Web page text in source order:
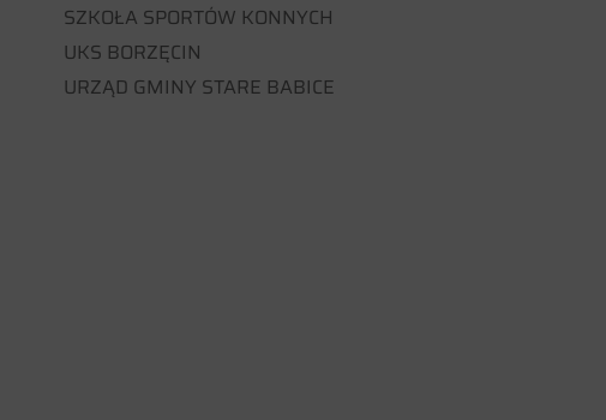
SZKOŁA SPORTÓW KONNYCH
UKS BORZĘCIN
URZĄD GMINY STARE BABICE